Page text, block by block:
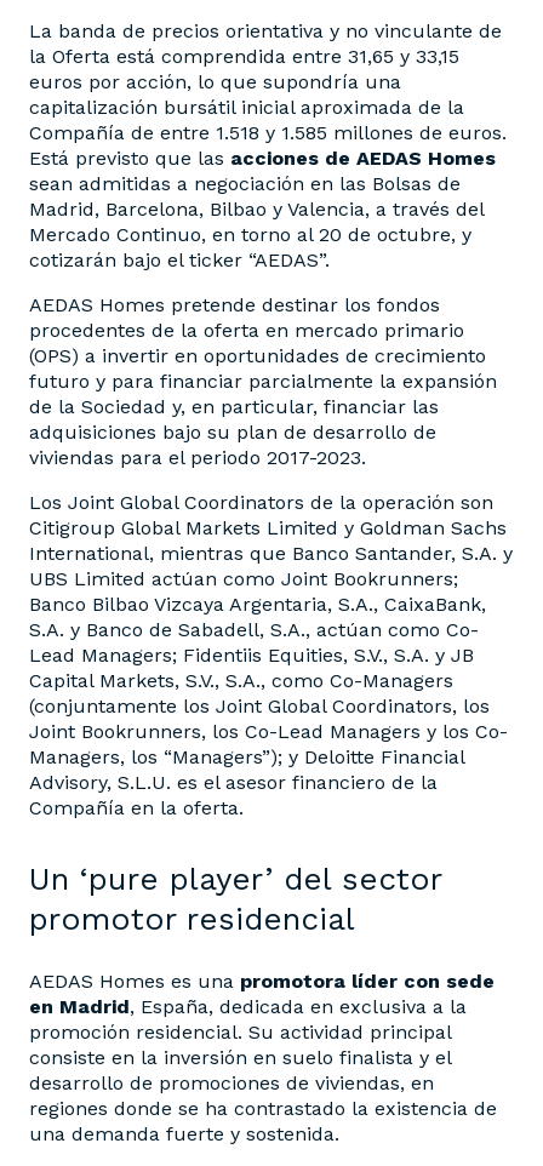
La banda de precios orientativa y no vinculante de
la Oferta está comprendida entre 31,65 y 33,15
euros por acción, lo que supondría una
capitalización bursátil inicial aproximada de la
Compañía de entre 1.518 y 1.585 millones de euros.
Está previsto que las acciones de AEDAS Homes
sean admitidas a negociación en las Bolsas de
Madrid, Barcelona, Bilbao y Valencia, a través del
Mercado Continuo, en torno al 20 de octubre, y
cotizarán bajo el ticker “AEDAS”.
AEDAS Homes pretende destinar los fondos
procedentes de la oferta en mercado primario
(OPS) a invertir en oportunidades de crecimiento
futuro y para financiar parcialmente la expansión
de la Sociedad y, en particular, financiar las
adquisiciones bajo su plan de desarrollo de
viviendas para el periodo 2017-2023.
Los Joint Global Coordinators de la operación son
Citigroup Global Markets Limited y Goldman Sachs
International, mientras que Banco Santander, S.A. y
UBS Limited actúan como Joint Bookrunners;
Banco Bilbao Vizcaya Argentaria, S.A., CaixaBank,
S.A. y Banco de Sabadell, S.A., actúan como Co-
Lead Managers; Fidentiis Equities, S.V., S.A. y JB
Capital Markets, S.V., S.A., como Co-Managers
(conjuntamente los Joint Global Coordinators, los
Joint Bookrunners, los Co-Lead Managers y los Co-
Managers, los “Managers”); y Deloitte Financial
Advisory, S.L.U. es el asesor financiero de la
Compañía en la oferta.
Un ‘pure player’ del sector
promotor residencial
AEDAS Homes es una promotora líder con sede
en Madrid, España, dedicada en exclusiva a la
promoción residencial. Su actividad principal
consiste en la inversión en suelo finalista y el
desarrollo de promociones de viviendas, en
regiones donde se ha contrastado la existencia de
una demanda fuerte y sostenida.